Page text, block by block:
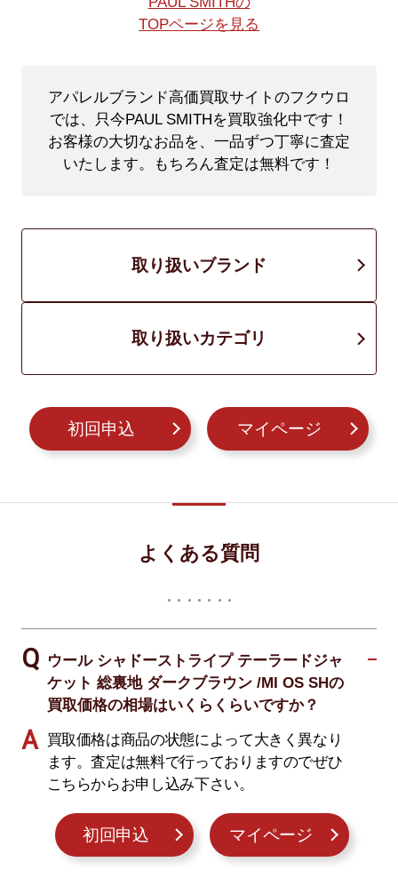
TOPページを見る
アパレルブランド高価買取サイトのフクウロ
では、只今PAUL SMITHを買取強化中です！
お客様の大切なお品を、一品ずつ丁寧に査定
いたします。もちろん査定は無料です！
取り扱いブランド
取り扱いカテゴリ
初回申込 マイページ
よくある質問
ウール シャドーストライプ テーラードジャ
ケット 総裏地 ダークブラウン /MI OS SHの
買取価格の相場はいくらくらいですか？
買取価格は商品の状態によって大きく異なり
ます。査定は無料で行っておりますのでぜひ
こちらからお申し込み下さい。
初回申込 マイページ